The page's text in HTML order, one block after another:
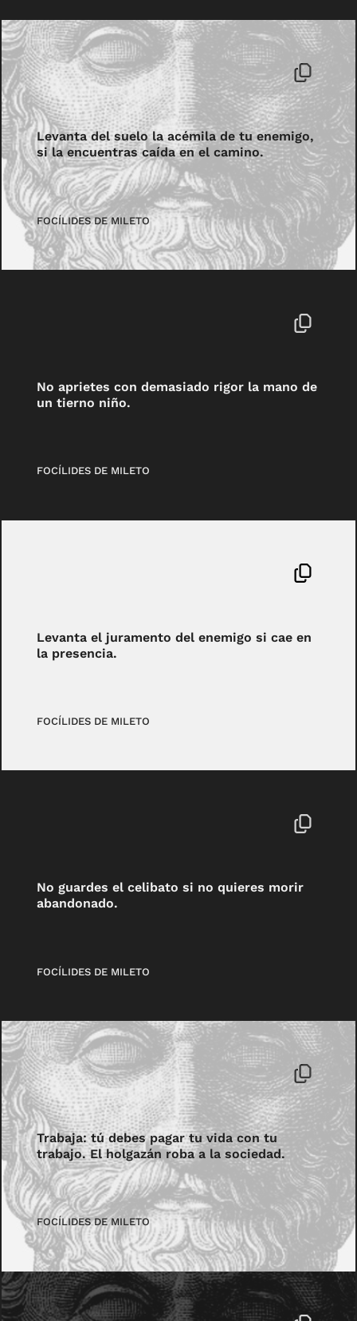
Levanta del suelo la acémila de tu enemigo,
si la encuentras caída en el camino.
FOCÍLIDES DE MILETO
No aprietes con demasiado rigor la mano de
un tierno niño.
FOCÍLIDES DE MILETO
Levanta el juramento del enemigo si cae en
la presencia.
FOCÍLIDES DE MILETO
No guardes el celibato si no quieres morir
abandonado.
FOCÍLIDES DE MILETO
Trabaja: tú debes pagar tu vida con tu
trabajo. El holgazán roba a la sociedad.
FOCÍLIDES DE MILETO